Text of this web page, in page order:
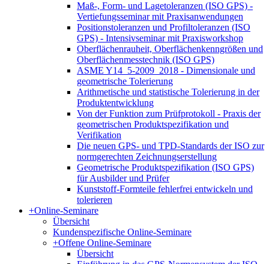
Maß-, Form- und Lagetoleranzen (ISO GPS) -
Vertiefungsseminar mit Praxisanwendungen
Positionstoleranzen und Profiltoleranzen (ISO
GPS) - Intensivseminar mit Praxisworkshop
Oberflächenrauheit, Oberflächenkenngrößen und
Oberflächenmesstechnik (ISO GPS)
ASME Y14_5-2009_2018 - Dimensionale und
geometrische Tolerierung
Arithmetische und statistische Tolerierung in der
Produktentwicklung
Von der Funktion zum Prüfprotokoll - Praxis der
geometrischen Produktspezifikation und
Verifikation
Die neuen GPS- und TPD-Standards der ISO zur
normgerechten Zeichnungserstellung
Geometrische Produktspezifikation (ISO GPS)
für Ausbilder und Prüfer
Kunststoff-Formteile fehlerfrei entwickeln und
tolerieren
+Online-Seminare
Übersicht
Kundenspezifische Online-Seminare
+Offene Online-Seminare
Übersicht